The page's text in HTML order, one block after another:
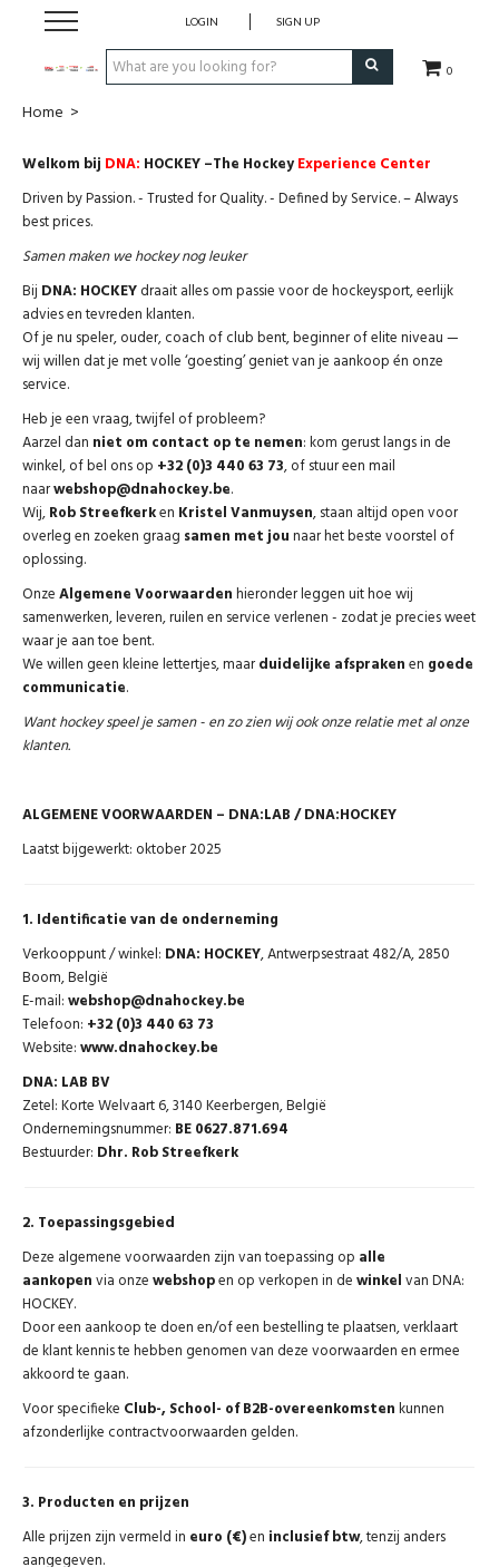
0
LOGIN SIGN UP
CLOTHING
BAGS
SHOES
PROTECTION
ACCESSORIES
GOALKEEPERS
INDOOR
GIFT CARD
PRINT NR. / NAME
Home >
Welkom bij DNA: HOCKEY –The HockeyExperience Center
Driven by Passion. - Trusted for Quality. - Defined by Service. – Always
best prices.
Samen maken we hockey nog leuker
Bij DNA: HOCKEYdraait alles om passie voor de hockeysport, eerlijk
advies en tevreden klanten.
Of je nu speler, ouder, coach of club bent, beginner of elite niveau —
wij willen dat je met volle ‘goesting’ geniet van je aankoop én onze
service.
Heb je een vraag, twijfel of probleem?
Aarzel dan niet om contact op te nemen: kom gerust langs in de
winkel, of bel ons op +32 (0)3 440 63 73, of stuur een mail
naarwebshop@dnahockey.be.
Wij,Rob Streefkerken Kristel Vanmuysen, staan altijd open voor
overleg en zoeken graag samen met jounaar het beste voorstel of
oplossing.
OnzeAlgemene Voorwaardenhieronder leggen uit hoe wij
samenwerken, leveren, ruilen en service verlenen - zodat je precies weet
waar je aan toe bent.
We willen geen kleine lettertjes, maarduidelijke afsprakenen goede
communicatie.
Want hockey speel je samen - en zo zien wij ook onze relatie met al onze
klanten.
ALGEMENE VOORWAARDEN – DNA:LAB / DNA:HOCKEY
Laatst bijgewerkt: oktober 2025
1. Identificatie van de onderneming
Verkooppunt / winkel: DNA: HOCKEY, Antwerpsestraat 482/A, 2850
Boom, België
E-mail:webshop@dnahockey.be
Telefoon: +32 (0)3 440 63 73
Website:www.dnahockey.be
DNA: LAB BV
Zetel: Korte Welvaart 6, 3140 Keerbergen, België
Ondernemingsnummer: BE 0627.871.694
Bestuurder: Dhr. Rob Streefkerk
2. Toepassingsgebied
Deze algemene voorwaarden zijn van toepassing op alle
aankopenvia onzewebshopen op verkopen in dewinkelvan DNA:
HOCKEY.
Door een aankoop te doen en/of een bestelling te plaatsen, verklaart
de klant kennis te hebben genomen van deze voorwaarden en ermee
akkoord te gaan.
Voor specifieke Club-, School- of B2B-overeenkomstenkunnen
afzonderlijke contractvoorwaarden gelden.
3. Producten en prijzen
Alle prijzen zijn vermeld in euro (€)en inclusief btw, tenzij anders
aangegeven.